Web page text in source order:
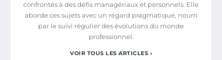
confrontés à des défis managériaux et personnels. Elle
aborde ces sujets avec un regard pragmatique, nourri
par le suivi régulier des évolutions du monde
professionnel.
VOIR TOUS LES ARTICLES ›